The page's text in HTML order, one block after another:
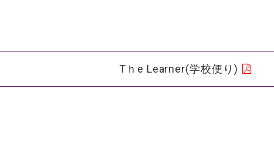
Tｈe Learner(学校便り)